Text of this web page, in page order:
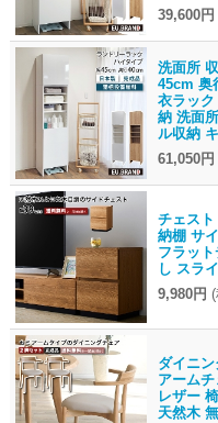
39,600円
洗面所
45cm 奥
衣ラッ
納 洗面
ル収納
61,050円
チェス
納棚 サ
フラッ
し スラ
9,980円
ダイニ
アーム
レザー
天然木